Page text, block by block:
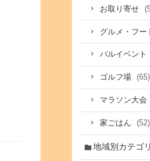
お取り寄せ
グルメ・フー
バルイベント
ゴルフ場 (65)
マラソン大会
家ごはん (52)
地域別カテゴ